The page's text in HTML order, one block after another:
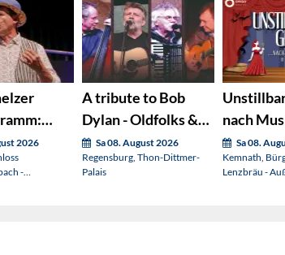
ventil
2026
-
A tribute to Bob
Dylan - Oldfolks &
Friends
Sa 08. August 2026
Regensburg, Thon-Dittmer-
Palais
nach
(OVIGO
Sa 08.
Kemnath,
Lenzbräu -